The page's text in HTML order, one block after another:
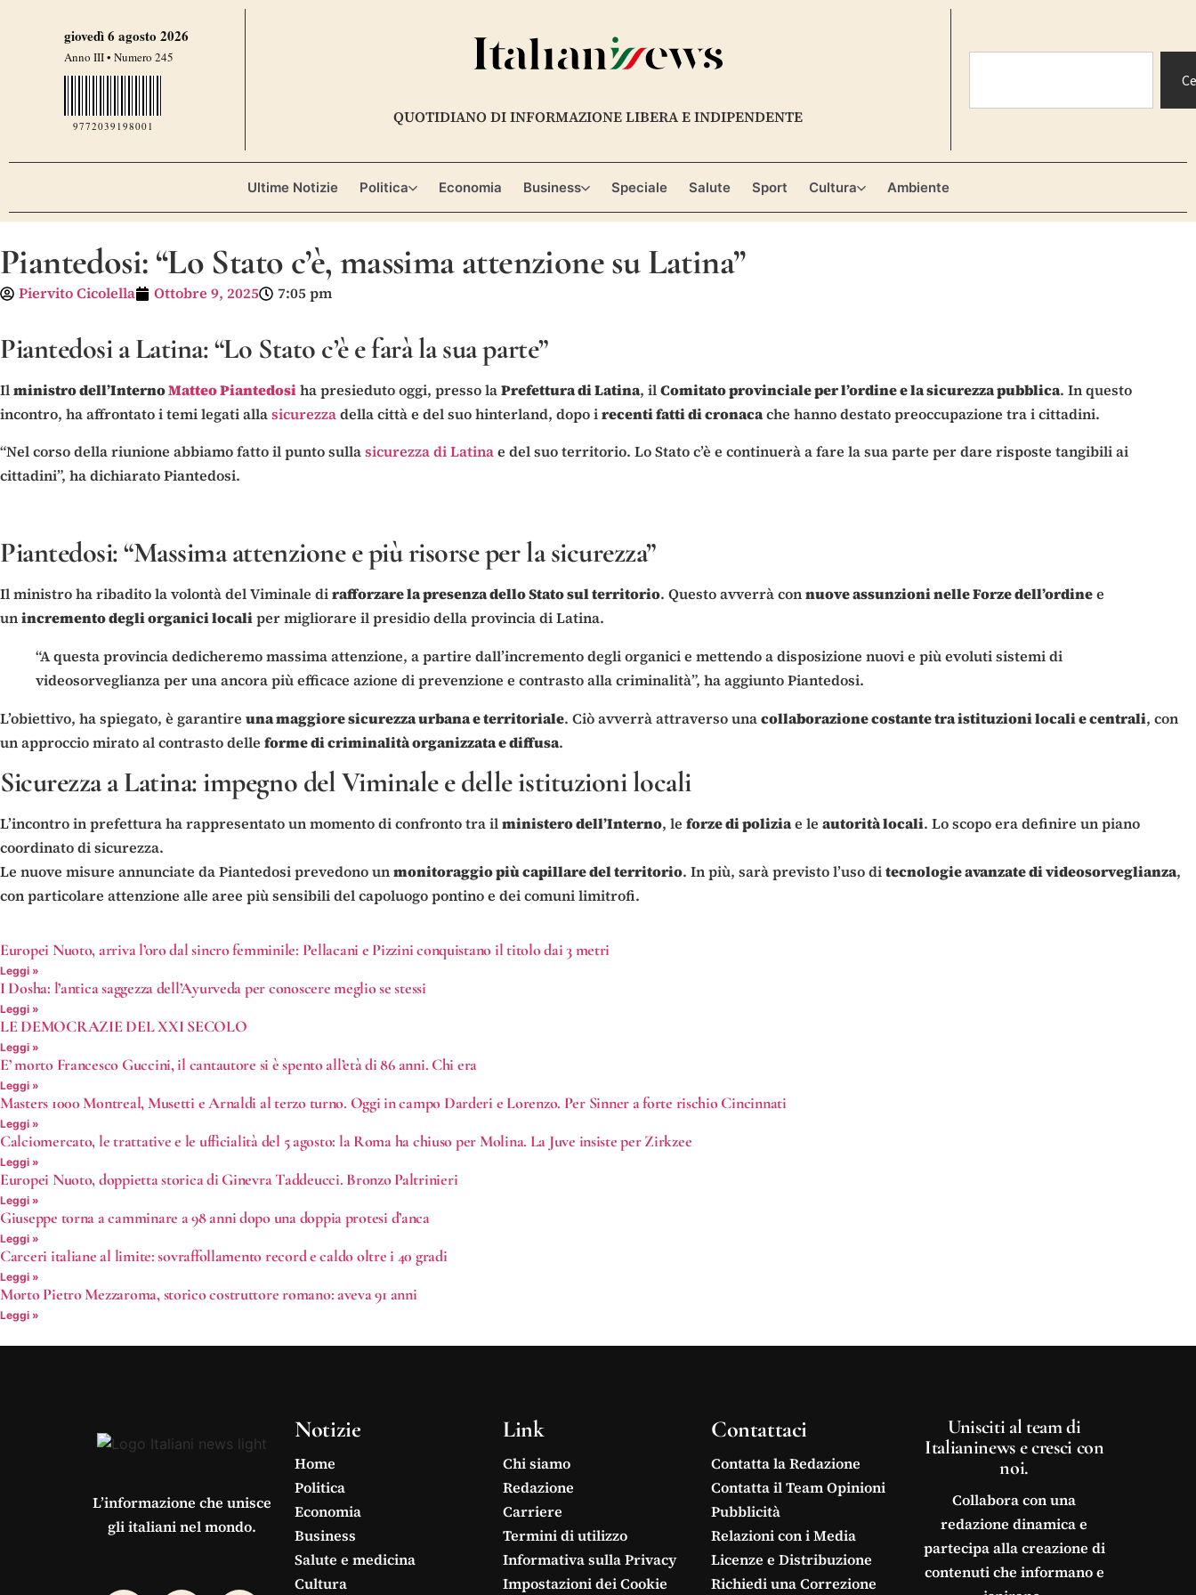
giovedì 6 agosto 2026
Anno III • Numero 245
9772039198001 QUOTIDIANO DI INFORMAZIONE LIBERA E INDIPENDENTE
Ultime Notizie Politica Economia Business Speciale Salute Sport Cultura Ambiente
Piantedosi: “Lo Stato c’è, massima attenzione su Latina”
Piervito Cicolella Ottobre 9, 2025 7:05 pm
Piantedosi a Latina: “Lo Stato c’è e farà la sua parte”
Ilministro dell’InternoMatteo Piantedosiha presieduto oggi, presso laPrefettura di Latina, ilComitato provinciale per l’ordine e la sicurezza pubblica. In questo
incontro, ha affrontato i temi legati allasicurezzadella città e del suo hinterland, dopo irecenti fatti di cronacache hanno destato preoccupazione tra i cittadini.
“Nel corso della riunione abbiamo fatto il punto sullasicurezza di Latinae del suo territorio. Lo Stato c’è e continuerà a fare la sua parte per dare risposte tangibili ai
cittadini”, ha dichiarato Piantedosi.
Piantedosi: “Massima attenzione e più risorse per la sicurezza”
Il ministro ha ribadito la volontà del Viminale dirafforzare la presenza dello Stato sul territorio. Questo avverrà connuove assunzioni nelle Forze dell’ordinee
unincremento degli organici localiper migliorare il presidio della provincia di Latina.
“A questa provincia dedicheremo massima attenzione, a partire dall’incremento degli organici e mettendo a disposizione nuovi e più evoluti sistemi di
videosorveglianza per una ancora più efficace azione di prevenzione e contrasto alla criminalità”, ha aggiunto Piantedosi.
L’obiettivo, ha spiegato, è garantire una maggiore sicurezza urbana e territoriale. Ciò avverrà attraverso unacollaborazione costante tra istituzioni locali e centrali, con
un approccio mirato al contrasto delle forme di criminalità organizzata e diffusa.
Sicurezza a Latina: impegno del Viminale e delle istituzioni locali
L’incontro in prefettura ha rappresentato un momento di confronto tra ilministero dell’Interno, le forze di poliziae le autorità locali. Lo scopo era definire un piano
coordinato di sicurezza.
Le nuove misure annunciate da Piantedosi prevedono unmonitoraggio più capillare del territorio. In più, sarà previsto l’uso ditecnologie avanzate di videosorveglianza,
con particolare attenzione alle aree più sensibili del capoluogo pontino e dei comuni limitrofi.
Europei Nuoto, arriva l’oro dal sincro femminile: Pellacani e Pizzini conquistano il titolo dai 3 metri
Leggi »
I Dosha: l’antica saggezza dell’Ayurveda per conoscere meglio se stessi
Leggi »
LE DEMOCRAZIE DEL XXI SECOLO
Leggi »
E’ morto Francesco Guccini, il cantautore si è spento all’età di 86 anni. Chi era
Leggi »
Masters 1000 Montreal, Musetti e Arnaldi al terzo turno. Oggi in campo Darderi e Lorenzo. Per Sinner a forte rischio Cincinnati
Leggi »
Calciomercato, le trattative e le ufficialità del 5 agosto: la Roma ha chiuso per Molina. La Juve insiste per Zirkzee
Leggi »
Europei Nuoto, doppietta storica di Ginevra Taddeucci. Bronzo Paltrinieri
Leggi »
Giuseppe torna a camminare a 98 anni dopo una doppia protesi d’anca
Leggi »
Carceri italiane al limite: sovraffollamento record e caldo oltre i 40 gradi
Leggi »
Morto Pietro Mezzaroma, storico costruttore romano: aveva 91 anni
Leggi »
L’informazione che unisce
gli italiani nel mondo.
Notizie
Home
Politica
Economia
Business
Salute e medicina
Cultura
Link
Chi siamo
Redazione
Carriere
Termini di utilizzo
Informativa sulla Privacy
Impostazioni dei Cookie
Contattaci
Contatta la Redazione
Contatta il Team Opinioni
Pubblicità
Relazioni con i Media
Licenze e Distribuzione
Richiedi una Correzione
Unisciti al team di
Italianinews e cresci con
noi.
Collabora con una
redazione dinamica e
partecipa alla creazione di
contenuti che informano e